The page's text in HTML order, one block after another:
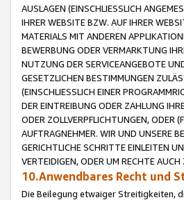
AUSLAGEN (EINSCHLIESSLICH
IHRER WEBSITE BZW. AUF IHRER
MATERIALS MIT ANDEREN
BEWERBUNG ODER VERMARKTUNG
NUTZUNG DER SERVICEANGEBOTE
GESETZLICHEN BESTIMMUNGEN
(EINSCHLIESSLICH EINER
DER EINTREIBUNG ODER ZAHLUNG
ODER ZOLLVERPFLICHTUNGEN, ODER
AUFTRAGNEHMER. WIR UND UNSERE
GERICHTLICHE SCHRITTE EINLEITEN
VERTEIDIGEN, ODER UM RECHTE
10.Anwendbares Recht und
Die Beilegung etwaiger Streitigkeiten,